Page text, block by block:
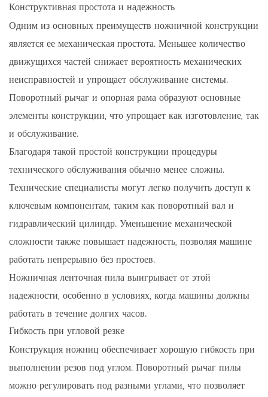
Конструктивная простота и надежность
Одним из основных преимуществ ножничной конструкции
является ее механическая простота. Меньшее количество
движущихся частей снижает вероятность механических
неисправностей и упрощает обслуживание системы.
Поворотный рычаг и опорная рама образуют основные
элементы конструкции, что упрощает как изготовление, так
и обслуживание.
Благодаря такой простой конструкции процедуры
технического обслуживания обычно менее сложны.
Технические специалисты могут легко получить доступ к
ключевым компонентам, таким как поворотный вал и
гидравлический цилиндр. Уменьшение механической
сложности также повышает надежность, позволяя машине
работать непрерывно без простоев.
Ножничная ленточная пила выигрывает от этой
надежности, особенно в условиях, когда машины должны
работать в течение долгих часов.
Гибкость при угловой резке
Конструкция ножниц обеспечивает хорошую гибкость при
выполнении резов под углом. Поворотный рычаг пилы
можно регулировать под разными углами, что позволяет